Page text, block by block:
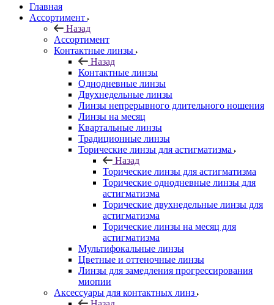
Главная
Ассортимент
Назад
Ассортимент
Контактные линзы
Назад
Контактные линзы
Однодневные линзы
Двухнедельные линзы
Линзы непрерывного длительного ношения
Линзы на месяц
Квартальные линзы
Традиционные линзы
Торические линзы для астигматизма
Назад
Торические линзы для астигматизма
Торические однодневные линзы для
астигматизма
Торические двухнедельные линзы для
астигматизма
Торические линзы на месяц для
астигматизма
Мультифокальные линзы
Цветные и оттеночные линзы
Линзы для замедления прогрессирования
миопии
Аксессуары для контактных линз